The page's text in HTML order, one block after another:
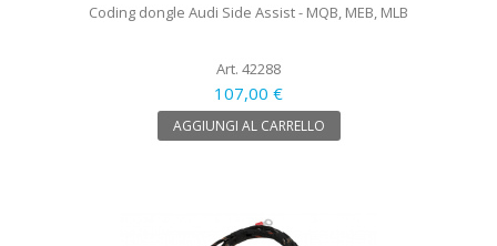
Coding dongle Audi Side Assist - MQB, MEB, MLB
Art. 42288
107,00 €
AGGIUNGI AL CARRELLO